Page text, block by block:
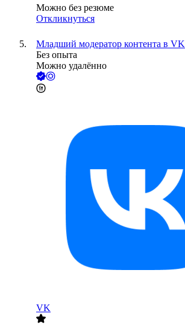
Можно без резюме
Откликнуться
Младший модератор контента в VK
Без опыта
Можно удалённо
VK